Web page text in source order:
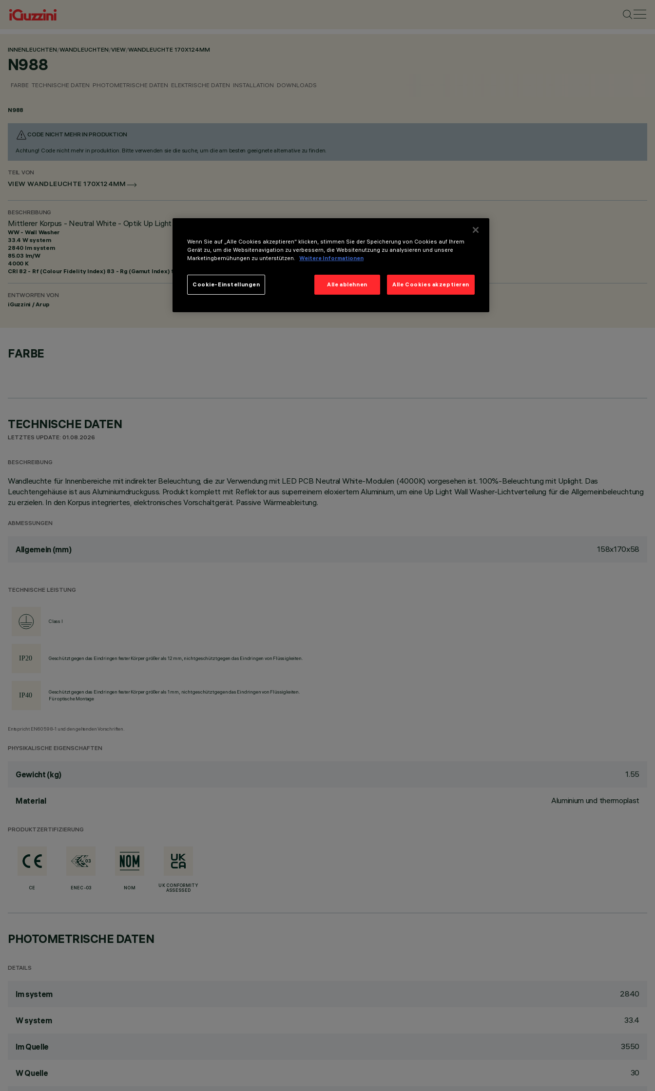
INNENLEUCHTEN/WANDLEUCHTEN/VIEW/WANDLEUCHTE 170X124MM
N988
FARBE TECHNISCHE DATEN PHOTOMETRISCHE DATEN ELEKTRISCHE DATEN INSTALLATION DOWNLOADS
N988
CODE NICHT MEHR IN PRODUKTION
Achtung! Code nicht mehr in produktion. Bitte verwenden sie die suche, um die am besten geeignete alternative zu finden.
TEIL VON
VIEW WANDLEUCHTE 170X124MM
BESCHREIBUNG
Mittlerer Korpus - Neutral White - Optik Up Light Wall Washer
WW - Wall Washer
33.4 W system
2840 lm system
85.03 lm/W
4000 K
CRI 82 - Rf (Colour Fidelity Index) 83 - Rg (Gamut Index) 92
ENTWORFEN VON
iGuzzini / Arup
FARBE
TECHNISCHE DATEN
LETZTES UPDATE: 01.08.2026
BESCHREIBUNG
Wandleuchte für Innenbereiche mit indirekter Beleuchtung, die zur Verwendung mit LED PCB Neutral White-Modulen (4000K) vorgesehen ist. 100%-Beleuchtung mit Uplight. Das
Leuchtengehäuse ist aus Aluminiumdruckguss. Produkt komplett mit Reflektor aus superreinem eloxiertem Aluminium, um eine Up Light Wall Washer-Lichtverteilung für die Allgemeinbeleuchtung
zu erzielen. In den Korpus integriertes, elektronisches Vorschaltgerät. Passive Wärmeableitung.
ABMESSUNGEN
Allgemein (mm) 158x170x58
TECHNISCHE LEISTUNG
Class I
Geschützt gegen das Eindringen fester Körper größer als 12 mm, nicht geschützt gegen das Eindringen von Flüssigkeiten.
Geschützt gegen das Eindringen fester Körper größer als 1 mm, nicht geschützt gegen das Eindringen von Flüssigkeiten.
Für optische Montage
Entspricht EN60598-1 und den geltenden Vorschriften.
PHYSIKALISCHE EIGENSCHAFTEN
Gewicht (kg) 1.55
Material Aluminium und thermoplast
PRODUKTZERTIFIZIERUNG
CE ENEC-03 NOM
UK CONFORMITY
ASSESSED
PHOTOMETRISCHE DATEN
DETAILS
lm system 2840
W system 33.4
lm Quelle 3550
W Quelle 30
Wenn Sie auf „Alle Cookies akzeptieren“ klicken, stimmen Sie der Speicherung von Cookies auf Ihrem
Gerät zu, um die Websitenavigation zu verbessern, die Websitenutzung zu analysieren und unsere
Marketingbemühungen zu unterstützen.
Weitere Informationen
Alle ablehnen Alle Cookies akzeptieren
Cookie-Einstellungen